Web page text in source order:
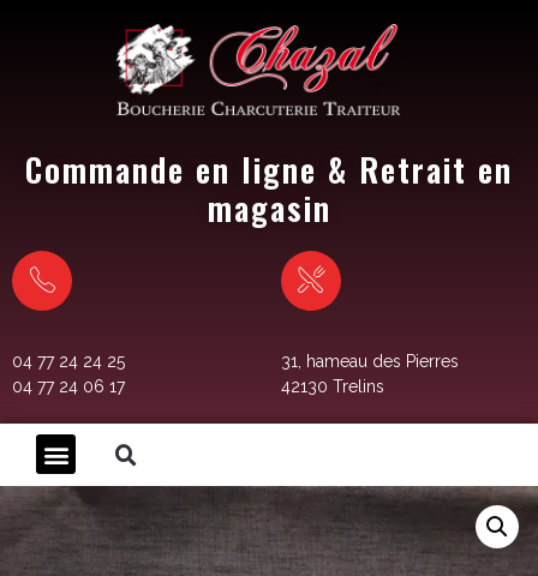
Commande en ligne & Retrait en
magasin
04 77 24 24 25
04 77 24 06 17
31, hameau des Pierres
42130 Trelins